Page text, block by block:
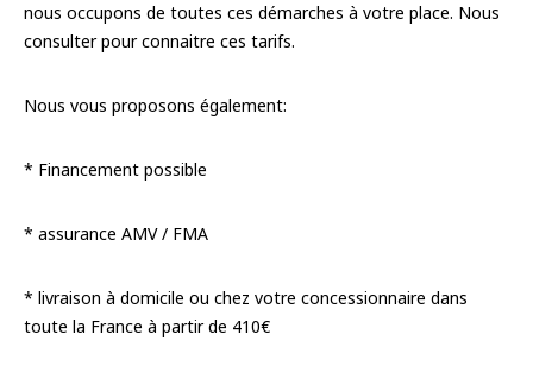
nous occupons de toutes ces démarches à votre place. Nous
consulter pour connaitre ces tarifs.
Nous vous proposons également:
* Financement possible
* assurance AMV / FMA
* livraison à domicile ou chez votre concessionnaire dans
toute la France à partir de 410€